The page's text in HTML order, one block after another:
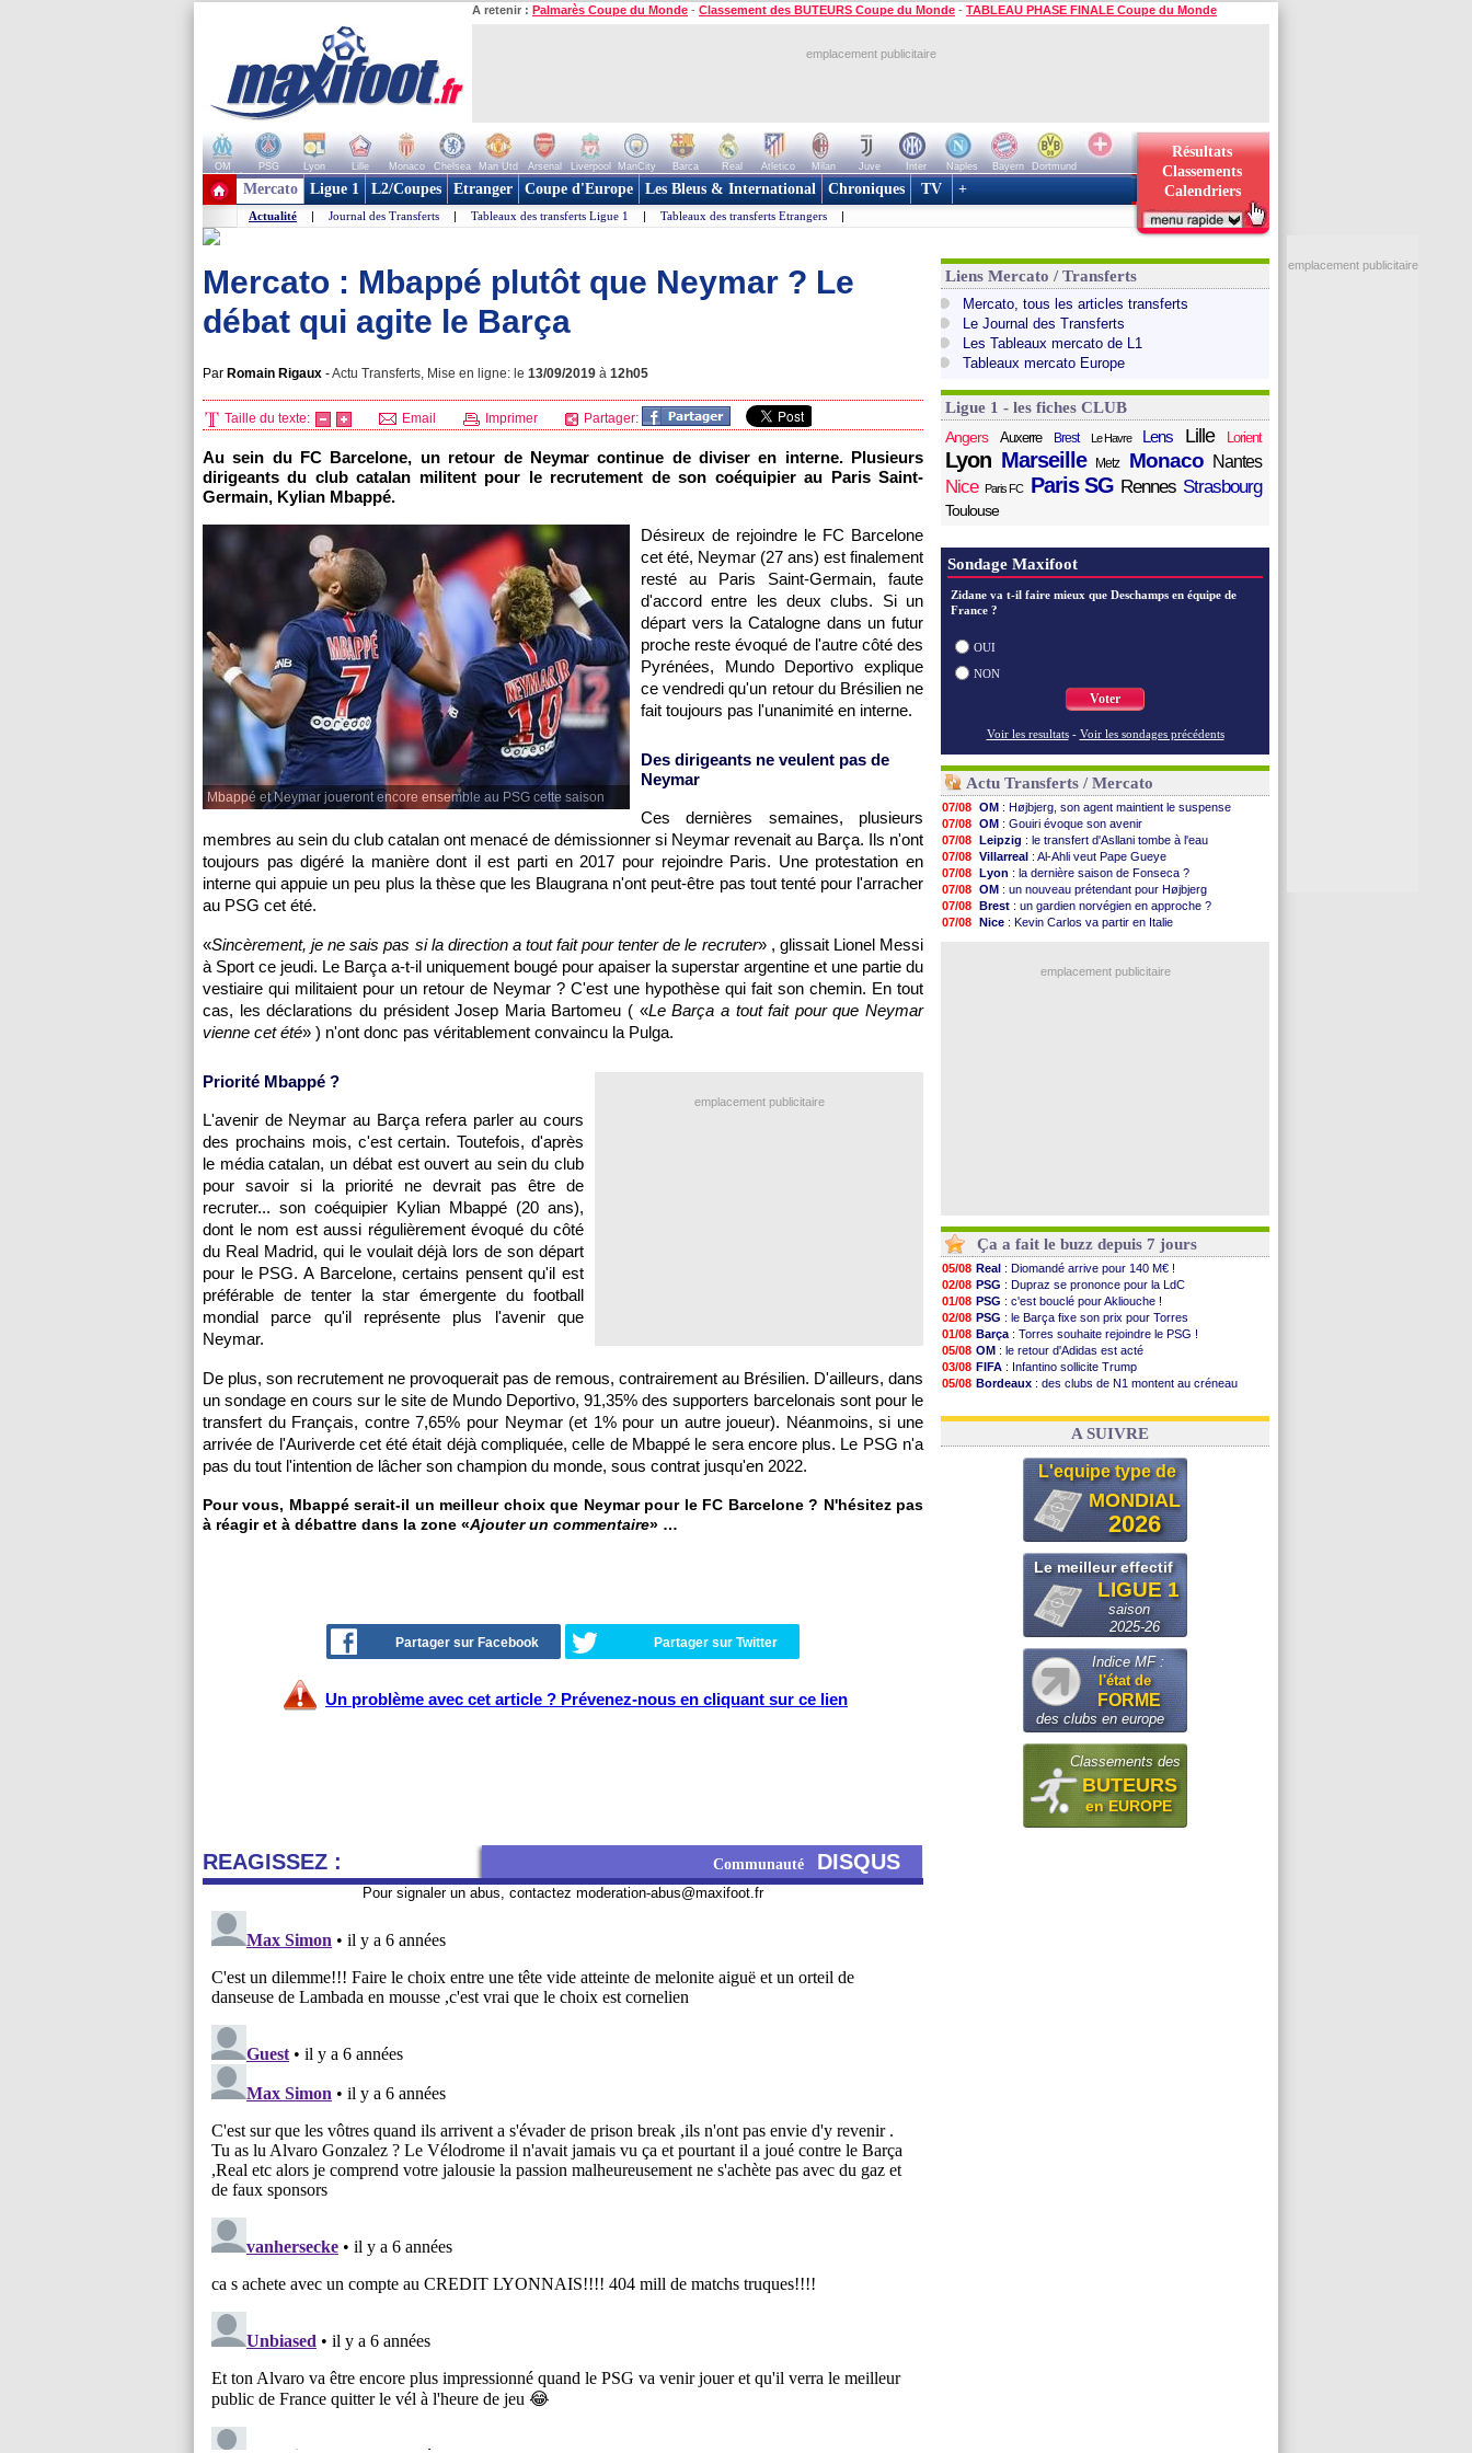
A retenir : Palmarès Coupe du Monde - Classement des BUTEURS Coupe du Monde - TABLEAU PHASE FINALE Coupe du Monde
emplacement publicitaire
OM PSG Lyon Lille Monaco Chelsea Man Utd Arsenal Liverpool ManCity Barca Real Atletico Milan Juve Inter Naples Bayern
Dortmund
+ de clubs
Résultats
Classements
Calendriers
Mercato Ligue 1 L2/Coupes Etranger Coupe d'Europe Les Bleus & International Chroniques TV +
Actualité | Journal des Transferts | Tableaux des transferts Ligue 1 | Tableaux des transferts Etrangers |
Mercato : Mbappé plutôt que Neymar ? Le
débat qui agite le Barça
Par Romain Rigaux -Actu Transferts, Mise en ligne: le 13/09/2019 à 12h05
Taille du texte: Email Imprimer Partager:
Au sein du FC Barcelone, un retour de Neymar continue de diviser en interne. Plusieurs
dirigeants du club catalan militent pour le recrutement de son coéquipier au Paris Saint-
Germain, Kylian Mbappé.
Mbappé et Neymar joueront encore ensemble au PSG cette saison
Désireux de rejoindre le FC Barcelone
cet été, Neymar (27 ans) est finalement
resté au Paris Saint-Germain, faute
d'accord entre les deux clubs. Si un
départ vers la Catalogne dans un futur
proche reste évoqué de l'autre côté des
Pyrénées, Mundo Deportivo explique
ce vendredi qu'un retour du Brésilien ne
fait toujours pas l'unanimité en interne.
Des dirigeants ne veulent pas de
Neymar
Ces dernières semaines, plusieurs
membres au sein du club catalan ont menacé de démissionner si Neymar revenait au Barça. Ils n'ont
toujours pas digéré la manière dont il est parti en 2017 pour rejoindre Paris. Une protestation en
interne qui appuie un peu plus la thèse que les Blaugrana n'ont peut-être pas tout tenté pour l'arracher
au PSG cet été.
«Sincèrement, je ne sais pas si la direction a tout fait pour tenter de le recruter» , glissait Lionel Messi
à Sport ce jeudi. Le Barça a-t-il uniquement bougé pour apaiser la superstar argentine et une partie du
vestiaire qui militaient pour un retour de Neymar ? C'est une hypothèse qui fait son chemin. En tout
cas, les déclarations du président Josep Maria Bartomeu ( «Le Barça a tout fait pour que Neymar
vienne cet été» ) n'ont donc pas véritablement convaincu la Pulga.
emplacement publicitaire
Priorité Mbappé ?
L'avenir de Neymar au Barça refera parler au cours
des prochains mois, c'est certain. Toutefois, d'après
le média catalan, un débat est ouvert au sein du club
pour savoir si la priorité ne devrait pas être de
recruter... son coéquipier Kylian Mbappé (20 ans),
dont le nom est aussi régulièrement évoqué du côté
du Real Madrid, qui le voulait déjà lors de son départ
pour le PSG. A Barcelone, certains pensent qu'il est
préférable de tenter la star émergente du football
mondial parce qu'il représente plus l'avenir que
Neymar.
De plus, son recrutement ne provoquerait pas de remous, contrairement au Brésilien. D'ailleurs, dans
un sondage en cours sur le site de Mundo Deportivo, 91,35% des supporters barcelonais sont pour le
transfert du Français, contre 7,65% pour Neymar (et 1% pour un autre joueur). Néanmoins, si une
arrivée de l'Auriverde cet été était déjà compliquée, celle de Mbappé le sera encore plus. Le PSG n'a
pas du tout l'intention de lâcher son champion du monde, sous contrat jusqu'en 2022.
Pour vous, Mbappé serait-il un meilleur choix que Neymar pour le FC Barcelone ? N'hésitez pas
à réagir et à débattre dans la zone «Ajouter un commentaire» …
Partager sur Facebook Partager sur Twitter
Un problème avec cet article ? Prévenez-nous en cliquant sur ce lien
REAGISSEZ : Communauté DISQUS
Pour signaler un abus, contactez moderation-abus@maxifoot.fr
Liens Mercato / Transferts
Mercato, tous les articles transferts
Le Journal des Transferts
Les Tableaux mercato de L1
Tableaux mercato Europe
Ligue 1 - les fiches CLUB
Angers
Auxerre Brest Le Havre Lens Lille Lorient
Lyon Marseille Metz Monaco Nantes
Nice Paris FC Paris SG Rennes Strasbourg
Toulouse
Sondage Maxifoot
Zidane va t-il faire mieux que Deschamps en équipe de
France ?
OUI
NON
Voter
Voir les resultats - Voir les sondages précédents
Actu Transferts / Mercato
07/08 OM : Højbjerg, son agent maintient le suspense
07/08 OM : Gouiri évoque son avenir
07/08 Leipzig : le transfert d'Asllani tombe à l'eau
07/08 Villarreal : Al-Ahli veut Pape Gueye
07/08 Lyon : la dernière saison de Fonseca ?
07/08 OM : un nouveau prétendant pour Højbjerg
07/08 Brest : un gardien norvégien en approche ?
07/08 Nice : Kevin Carlos va partir en Italie
: Mangala prêté à Getafe (officiel)
emplacement publicitaire
Ça a fait le buzz depuis 7 jours
05/08 Real : Diomandé arrive pour 140 M€ !
02/08 PSG : Dupraz se prononce pour la LdC
01/08 PSG : c'est bouclé pour Akliouche !
02/08 PSG : le Barça fixe son prix pour Torres
01/08 Barça : Torres souhaite rejoindre le PSG !
05/08 OM : le retour d'Adidas est acté
03/08 FIFA : Infantino sollicite Trump
05/08 Bordeaux : des clubs de N1 montent au créneau
03/08 Real: le démenti de Leipzig pour Diomandé
A SUIVRE
L'equipe type de
MONDIAL
2026
Le meilleur effectif
LIGUE 1
saison
2025-26
Indice MF :
l'état de
FORME
des clubs en europe
Classements des
BUTEURS
en EUROPE
emplacement publicitaire